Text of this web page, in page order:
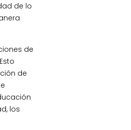
de lo
de
de
los